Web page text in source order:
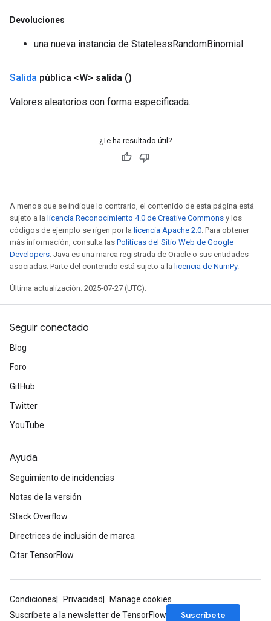
Devoluciones
una nueva instancia de StatelessRandomBinomial
Salida pública <W> salida ()
Valores aleatorios con forma especificada.
¿Te ha resultado útil?
A menos que se indique lo contrario, el contenido de esta página está
sujeto a la licencia Reconocimiento 4.0 de Creative Commons y los
códigos de ejemplo se rigen por la licencia Apache 2.0. Para obtener
más información, consulta las Políticas del Sitio Web de Google
Developers. Java es una marca registrada de Oracle o sus entidades
asociadas. Parte del contenido está sujeto a la licencia de NumPy.
Última actualización: 2025-07-27 (UTC).
Seguir conectado
Blog
Foro
GitHub
Twitter
YouTube
Ayuda
Seguimiento de incidencias
Notas de la versión
Stack Overflow
Directrices de inclusión de marca
Citar TensorFlow
Condiciones Privacidad
Manage cookies
Suscríbete a la newsletter de TensorFlow
Suscríbete